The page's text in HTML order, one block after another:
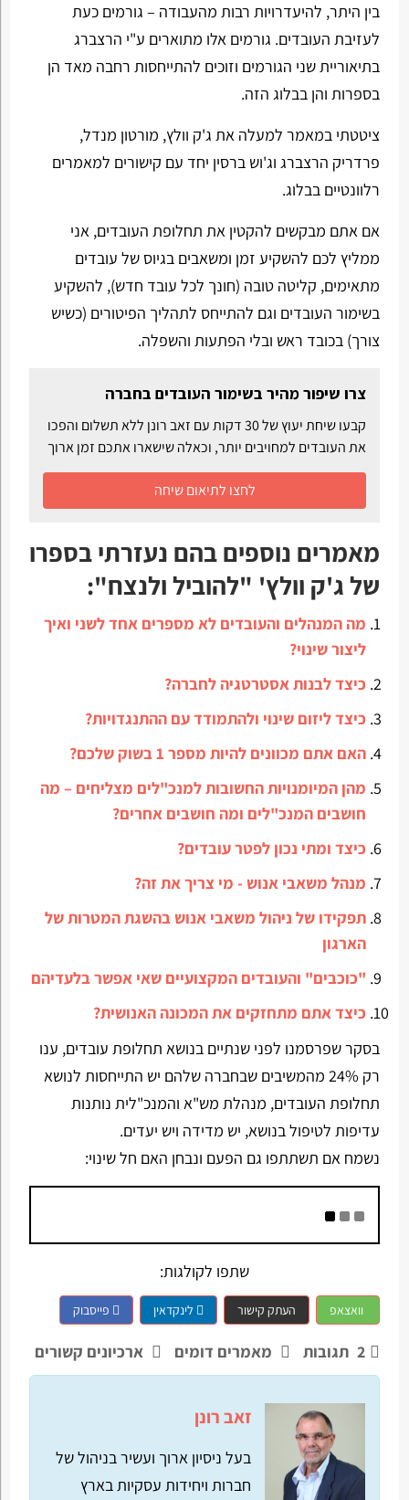
בין היתר, להיעדרויות רבות מהעבודה – גורמים כעת
לעזיבת העובדים. גורמים אלו מתוארים ע"י הרצברג
בתיאוריית שני הגורמים וזוכים להתייחסות רחבה מאד הן
בספרות והן בבלוג הזה.
ציטטתי במאמר למעלה את ג'ק וולץ, מורטון מנדל,
פרדריק הרצברג וג'וש ברסין יחד עם קישורים למאמרים
רלוונטיים בבלוג.
אם אתם מבקשים להקטין את תחלופת העובדים, אני
ממליץ לכם להשקיע זמן ומשאבים בגיוס של עובדים
מתאימים, קליטה טובה (חונך לכל עובד חדש), להשקיע
בשימור העובדים וגם להתייחס לתהליך הפיטורים (כשיש
צורך) בכובד ראש ובלי הפתעות והשפלה.
צרו שיפור מהיר בשימור העובדים בחברה
קבעו שיחת יעוץ של 30 דקות עם זאב רונן ללא תשלום והפכו
את העובדים למחויבים יותר, וכאלה שישארו אתכם זמן ארוך
לחצו לתיאום שיחה
מאמרים נוספים בהם נעזרתי בספרו
של ג'ק וולץ' "להוביל ולנצח":
מה המנהלים והעובדים לא מספרים אחד לשני ואיך
ליצור שינוי?
כיצד לבנות אסטרטגיה לחברה?
כיצד ליזום שינוי ולהתמודד עם ההתנגדויות?
האם אתם מכוונים להיות מספר 1 בשוק שלכם?
מהן המיומנויות החשובות למנכ"לים מצליחים – מה
חושבים המנכ"לים ומה חושבים אחרים?
כיצד ומתי נכון לפטר עובדים?
מנהל משאבי אנוש - מי צריך את זה?
תפקידו של ניהול משאבי אנוש בהשגת המטרות של
הארגון
"כוכבים" והעובדים המקצועיים שאי אפשר בלעדיהם
כיצד אתם מתחזקים את המכונה האנושית?
בסקר שפרסמנו לפני שנתיים בנושא תחלופת עובדים, ענו
רק 24% מהמשיבים שבחברה שלהם יש התייחסות לנושא
תחלופת העובדים, מנהלת מש"א והמנכ"לית נותנות
עדיפות לטיפול בנושא, יש מדידה ויש יעדים.
נשמח אם תשתתפו גם הפעם ונבחן האם חל שינוי:
שתפו לקולגות:
וואצאפ העתק קישור לינקדאין פייסבוק
2 תגובות מאמרים דומים ארכיונים קשורים
זאב רונן
בעל ניסיון ארוך ועשיר בניהול של
חברות ויחידות עסקיות בארץ